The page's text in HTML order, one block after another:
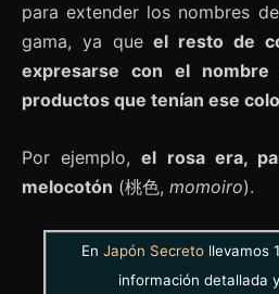
para extender los nombres
gama, ya queel resto de
expresarse con el
productos que tenían ese
Por ejemplo,el rosa era,
melocotón (桃色, momoiro).
En Japón Secretollevamos
información detallada